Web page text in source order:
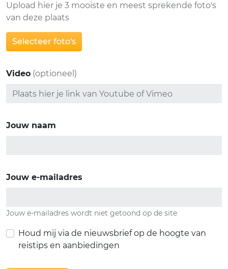
Upload hier je 3 mooiste en meest sprekende foto's
van deze plaats
Selecteer foto's
Video (optioneel)
Jouw naam
Jouw e-mailadres
Jouw e-mailadres wordt niet getoond op de site
Houd mij via de nieuwsbrief op de hoogte van
reistips en aanbiedingen